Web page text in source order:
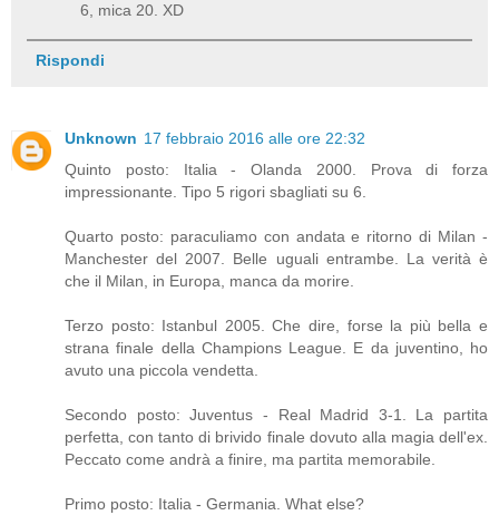
6, mica 20. XD
Rispondi
Unknown 17 febbraio 2016 alle ore 22:32
Quinto posto: Italia - Olanda 2000. Prova di forza
impressionante. Tipo 5 rigori sbagliati su 6.
Quarto posto: paraculiamo con andata e ritorno di Milan -
Manchester del 2007. Belle uguali entrambe. La verità è
che il Milan, in Europa, manca da morire.
Terzo posto: Istanbul 2005. Che dire, forse la più bella e
strana finale della Champions League. E da juventino, ho
avuto una piccola vendetta.
Secondo posto: Juventus - Real Madrid 3-1. La partita
perfetta, con tanto di brivido finale dovuto alla magia dell'ex.
Peccato come andrà a finire, ma partita memorabile.
Primo posto: Italia - Germania. What else?